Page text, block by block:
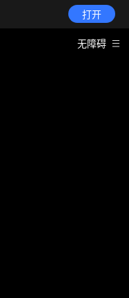
打开
无障碍